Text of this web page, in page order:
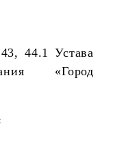
44.1 Устава
«Город